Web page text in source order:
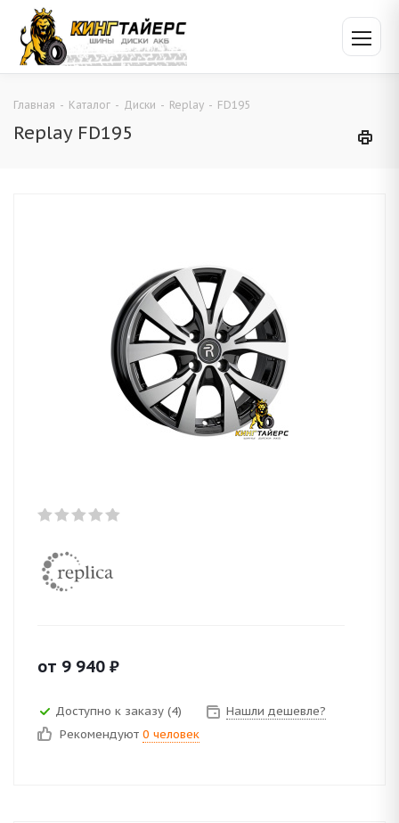
Главная - Каталог - Диски - Replay - FD195
Replay FD195
от 9 940 ₽
Доступно к заказу (4)
Нашли дешевле?
Рекомендуют 0 человек